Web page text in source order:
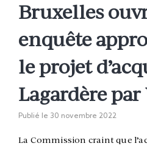
Bruxelles
enquête
le projet
Lagardère
Publié le 30 novembre 2022
La Commission craint que